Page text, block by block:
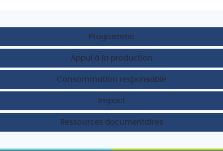
Programme
Appui à la production
Consommation responsable
Impact
Ressources documentaires